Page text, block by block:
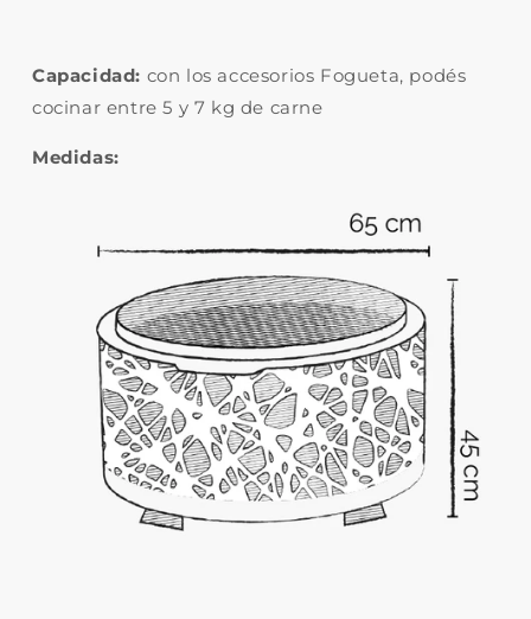
Capacidad: con los accesorios Fogueta, podés
cocinar entre 5 y 7 kg de carne
Medidas: